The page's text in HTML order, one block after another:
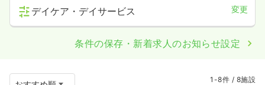
デイケア・デイサービス 変更
条件の保存・新着求人のお知らせ設定
1-8件 / 8施設